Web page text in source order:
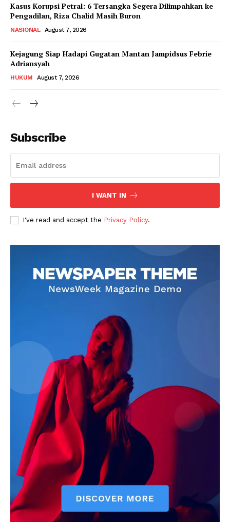
Kasus Korupsi Petral: 6 Tersangka Segera Dilimpahkan ke
Pengadilan, Riza Chalid Masih Buron
NASIONAL August 7, 2026
Kejagung Siap Hadapi Gugatan Mantan Jampidsus Febrie
Adriansyah
HUKUM August 7, 2026
Subscribe
I WANT IN
I've read and accept the Privacy Policy.